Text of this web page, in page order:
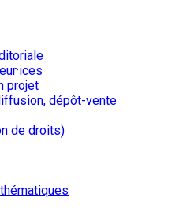
projet
dépôt-vente
de droits)